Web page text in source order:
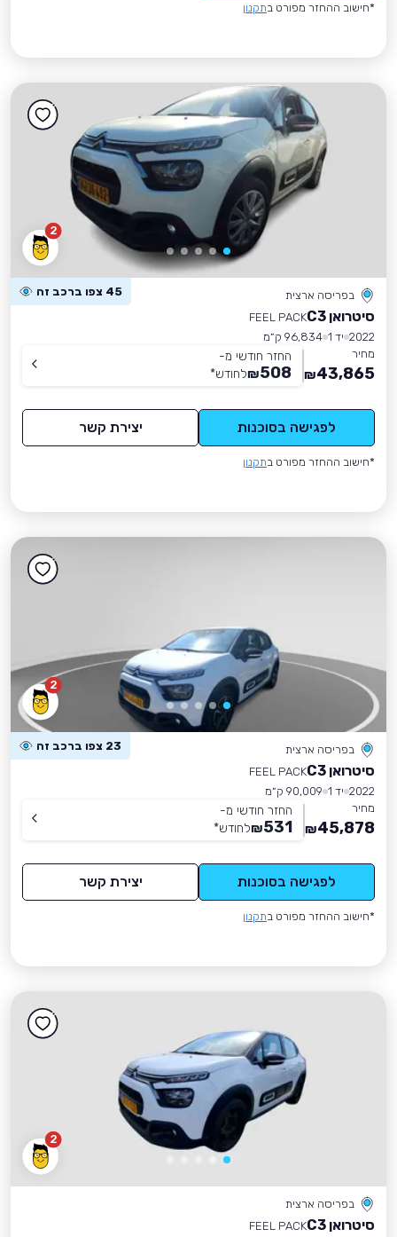
*חישוב ההחזר מפורט בתקנון
2
בפריסה ארצית 45 צפו ברכב זה
סיטרואן C3
FEEL PACK
2022 יד 1
96,834 ק״מ
מחיר
43,865
₪
החזר חודשי מ-
508
₪לחודש*
לפגישה בסוכנות יצירת קשר
*חישוב ההחזר מפורט בתקנון
2
בפריסה ארצית 23 צפו ברכב זה
סיטרואן C3
FEEL PACK
2022 יד 1
90,009 ק״מ
מחיר
45,878
₪
החזר חודשי מ-
531
₪לחודש*
לפגישה בסוכנות יצירת קשר
*חישוב ההחזר מפורט בתקנון
2
בפריסה ארצית
סיטרואן C3
FEEL PACK